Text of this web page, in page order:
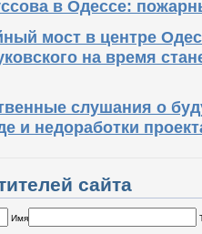
в Одессе:
мост в центре
на время
слушания о
и недоработки
сайта
Имя